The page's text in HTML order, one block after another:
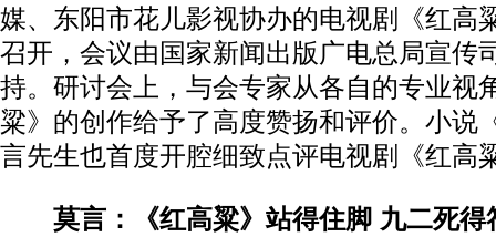
媒、东阳市花儿影视协办的电视剧《红高
召开，会议由国家新闻出版广电总局宣传
持。研讨会上，与会专家从各自的专业视
粱》的创作给予了高度赞扬和评价。小说
言先生也首度开腔细致点评电视剧《红高
莫言：《红高粱》站得住脚 九二死得